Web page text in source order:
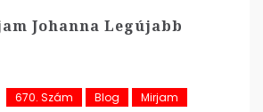
Johanna Legújabb
670. Szám Blog Mirjam